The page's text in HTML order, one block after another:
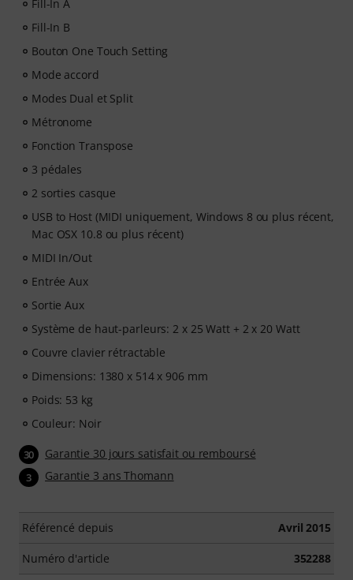
Fill-In A
Fill-In B
Bouton One Touch Setting
Mode accord
Modes Dual et Split
Métronome
Fonction Transpose
3 pédales
2 sorties casque
USB to Host (MIDI uniquement, Windows 8 ou plus récent,
Mac OSX 10.8 ou plus récent)
MIDI In/Out
Entrée Aux
Sortie Aux
Système de haut-parleurs: 2 x 25 Watt + 2 x 20 Watt
Couvre clavier rétractable
Dimensions: 1380 x 514 x 906 mm
Poids: 53 kg
Couleur: Noir
30 Garantie 30 jours satisfait ou remboursé
3 Garantie 3 ans Thomann
Référencé depuis Avril 2015
Numéro d'article 352288